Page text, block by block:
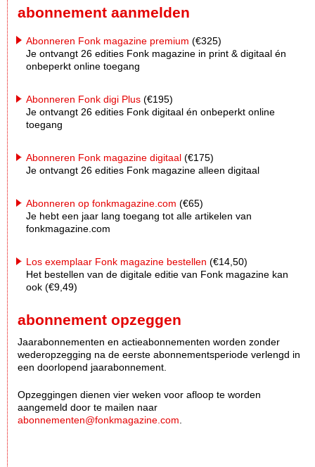
abonnement aanmelden
Abonneren Fonk magazine premium (€325)
Je ontvangt 26 edities Fonk magazine in print & digitaal én
onbeperkt online toegang
Abonneren Fonk digi Plus (€195)
Je ontvangt 26 edities Fonk digitaal én onbeperkt online
toegang
Abonneren Fonk magazine digitaal (€175)
Je ontvangt 26 edities Fonk magazine alleen digitaal
Abonneren op fonkmagazine.com (€65)
Je hebt een jaar lang toegang tot alle artikelen van
fonkmagazine.com
Los exemplaar Fonk magazine bestellen (€14,50)
Het bestellen van de digitale editie van Fonk magazine kan
ook (€9,49)
abonnement opzeggen
Jaarabonnementen en actieabonnementen worden zonder
wederopzegging na de eerste abonnementsperiode verlengd in
een doorlopend jaarabonnement.
Opzeggingen dienen vier weken voor afloop te worden
aangemeld door te mailen naar
abonnementen@fonkmagazine.com.